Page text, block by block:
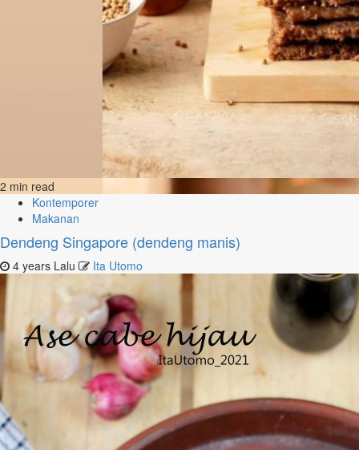
2 min read
Kontemporer
Makanan
Dendeng Singapore (dendeng manis)
4 years Lalu Ita Utomo